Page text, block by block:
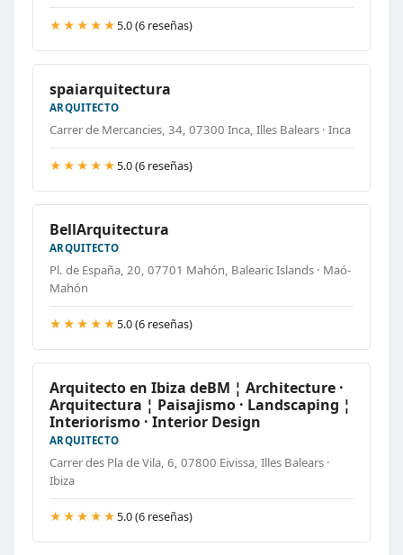
★★★★★ 5.0 (6 reseñas)
spaiarquitectura
ARQUITECTO
Carrer de Mercancies, 34, 07300 Inca, Illes Balears · Inca
★★★★★ 5.0 (6 reseñas)
BellArquitectura
ARQUITECTO
Pl. de España, 20, 07701 Mahón, Balearic Islands · Maó-
Mahón
★★★★★ 5.0 (6 reseñas)
Arquitecto en Ibiza deBM ¦ Architecture ·
Arquitectura ¦ Paisajismo · Landscaping ¦
Interiorismo · Interior Design
ARQUITECTO
Carrer des Pla de Vila, 6, 07800 Eivissa, Illes Balears ·
Ibiza
★★★★★ 5.0 (6 reseñas)